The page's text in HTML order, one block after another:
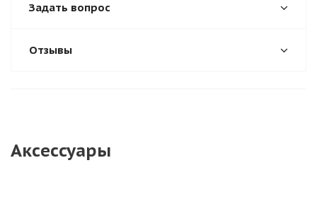
Задать вопрос
Отзывы
Аксессуары